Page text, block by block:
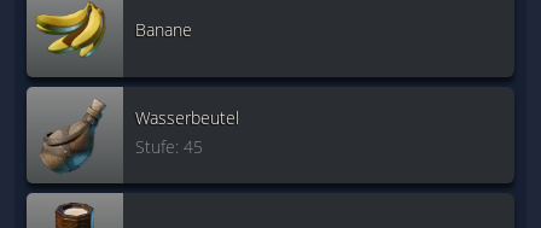
Banane
Wasserbeutel
Stufe: 45